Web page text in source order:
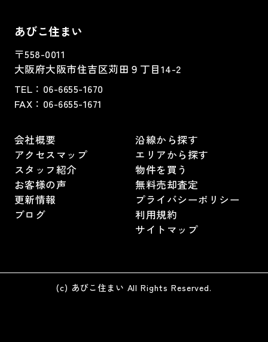
あびこ住まい
〒558-0011
大阪府大阪市住吉区苅田９丁目14-2
TEL： 06-6655-1670
FAX： 06-6655-1671
会社概要
アクセスマップ
スタッフ紹介
お客様の声
更新情報
ブログ
沿線から探す
エリアから探す
物件を買う
無料売却査定
プライバシーポリシー
利用規約
サイトマップ
(c) あびこ住まい All Rights Reserved.